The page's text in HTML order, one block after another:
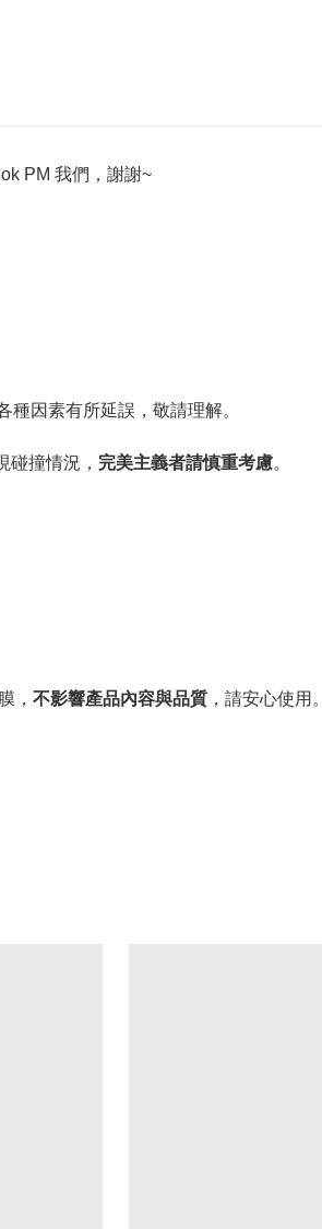
PM 我們，謝謝~
種因素有所延誤，敬請理解。
撞情況， 完美主義者請慎重考慮。
， 不影響產品內容與品質 ，請安心使用。